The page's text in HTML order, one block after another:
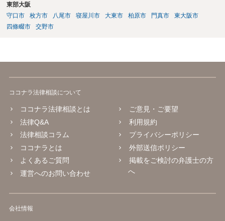
東部大阪
守口市
枚方市 八尾市 寝屋川市 大東市 柏原市 門真市
東大阪市
四條畷市
交野市
ココナラ法律相談について
ココナラ法律相談とは
法律Q&A
法律相談コラム
ココナラとは
よくあるご質問
運営へのお問い合わせ
ご意見・ご要望
利用規約
プライバシーポリシー
外部送信ポリシー
掲載をご検討の弁護士の方
へ
会社情報